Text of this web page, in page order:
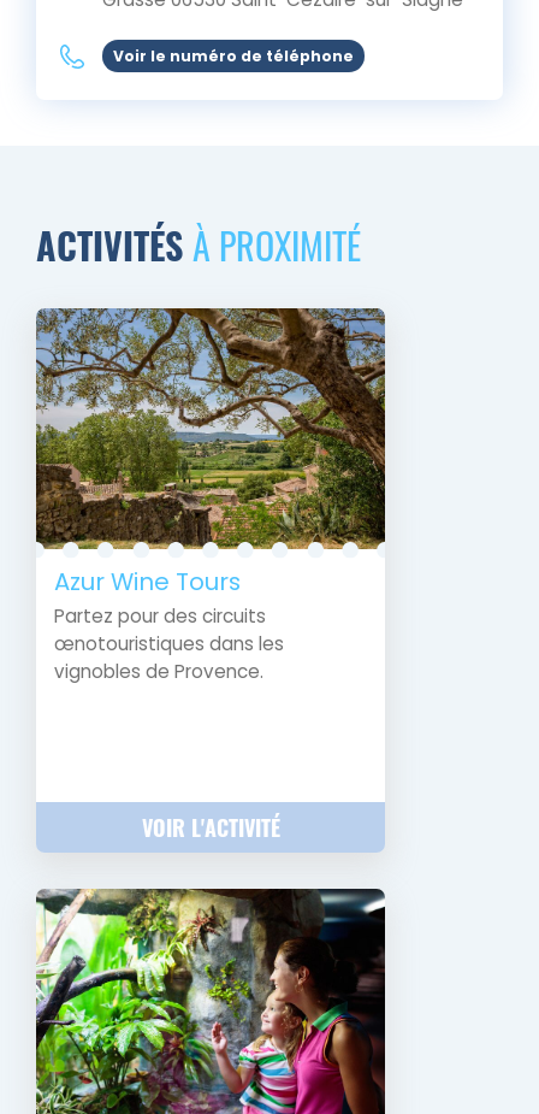
Voir le numéro de téléphone
ACTIVITÉS À PROXIMITÉ
Azur Wine Tours
Partez pour des circuits
œnotouristiques dans les
vignobles de Provence.
VOIR L'ACTIVITÉ